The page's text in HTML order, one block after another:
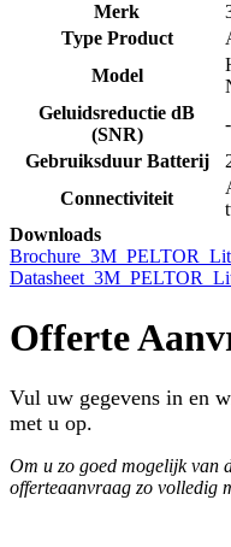
Merk
Type Product
Model
Geluidsreductie dB
(SNR)
Gebruiksduur Batterij
Connectiviteit
Downloads
Offerte
Vul uw gegevens in en
met u op.
Om u zo goed mogelijk van
offerteaanvraag zo volledig